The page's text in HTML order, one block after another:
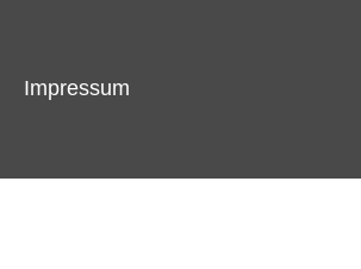
Impressum